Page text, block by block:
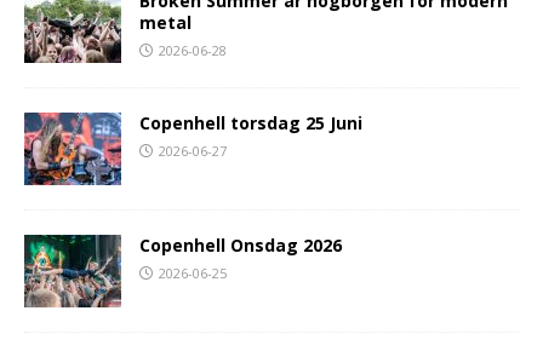
metal
2026-06-28
Copenhell torsdag 25 Juni
2026-06-27
Copenhell Onsdag 2026
2026-06-25